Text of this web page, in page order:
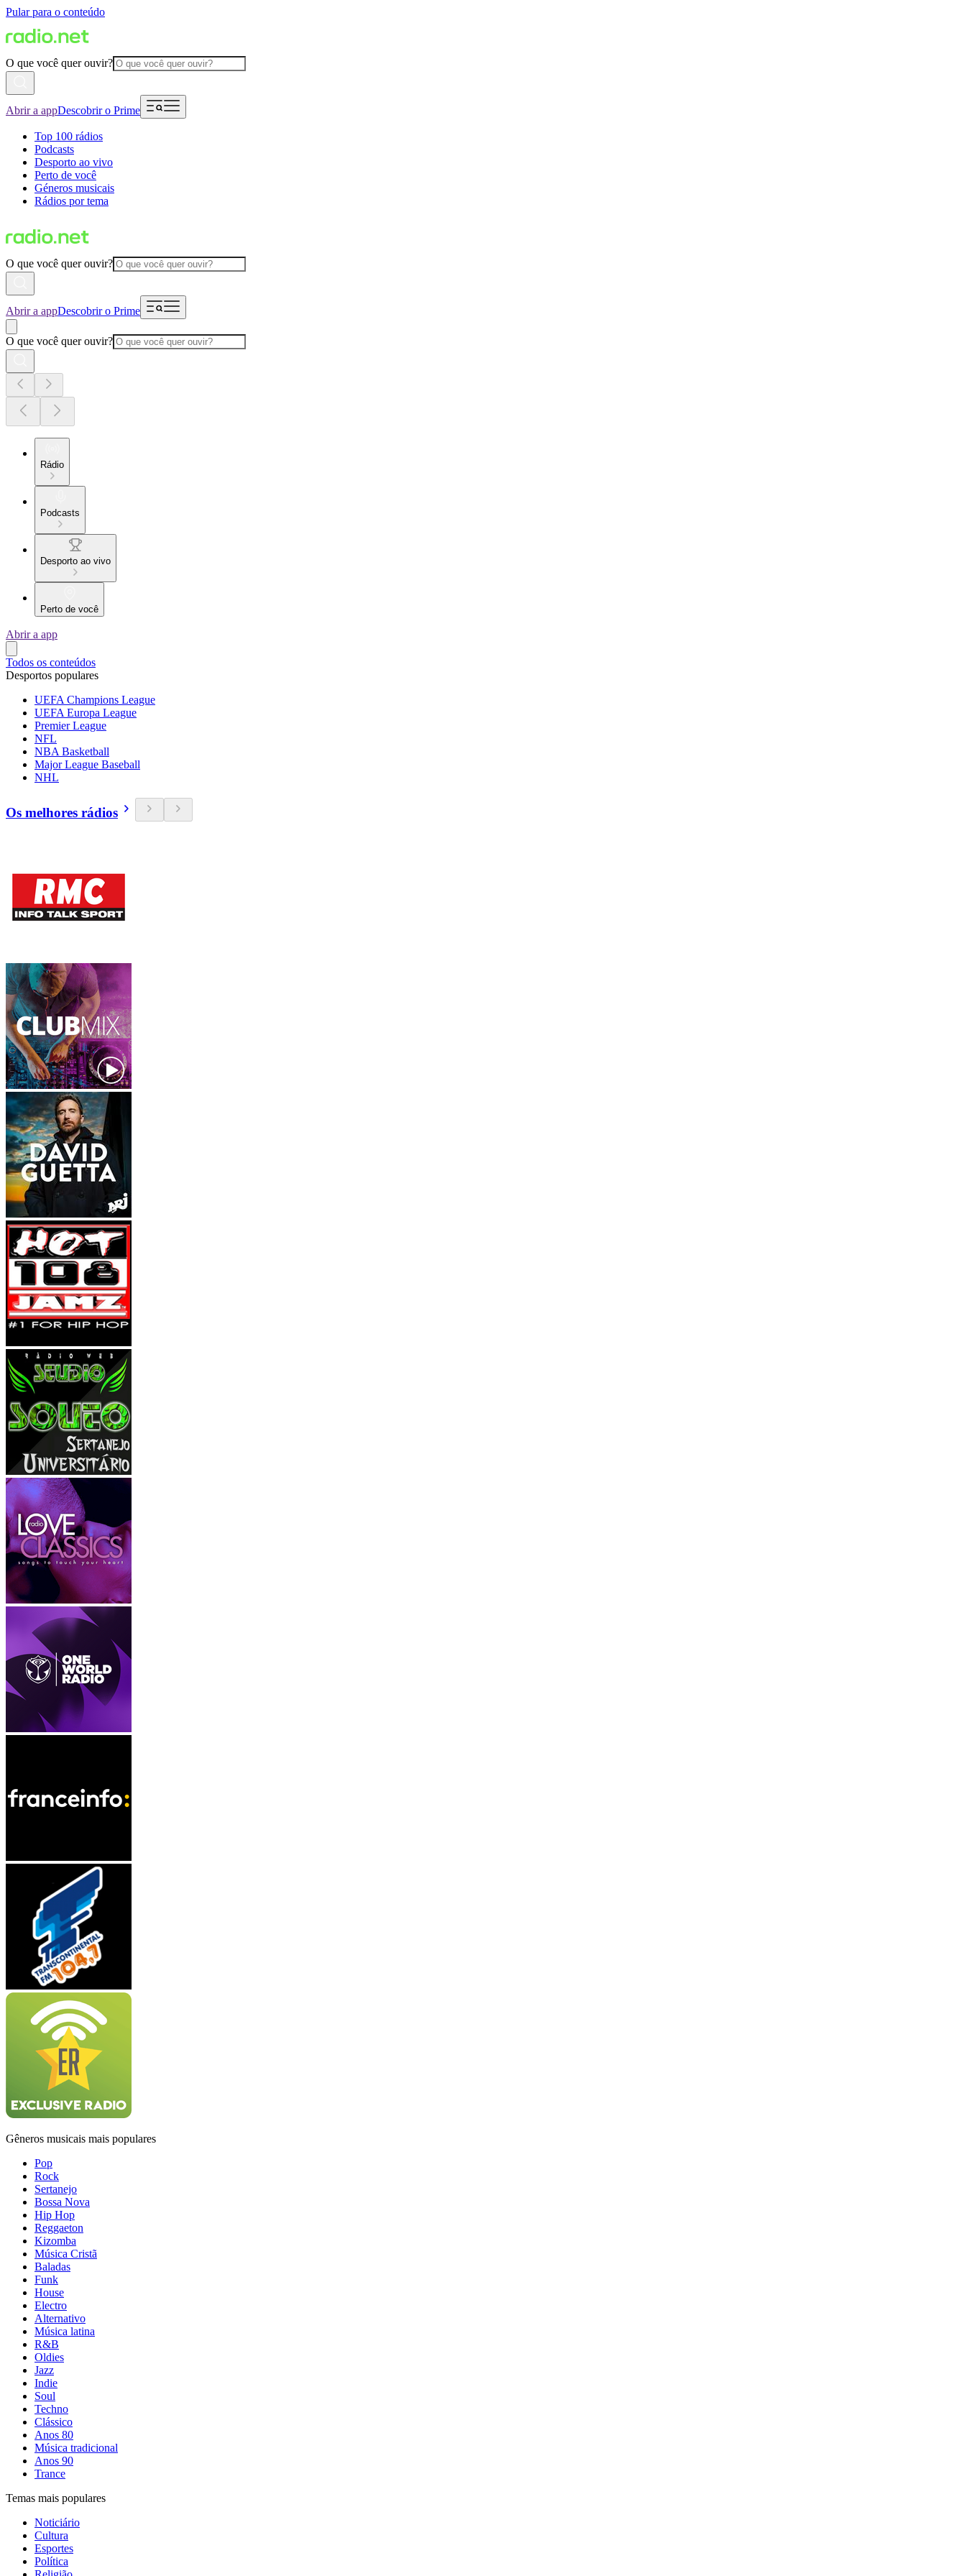
Pular para o conteúdo
O que você quer ouvir?
Abrir a appDescobrir o Prime
Top 100 rádios
Podcasts
Desporto ao vivo
Perto de você
Géneros musicais
Rádios por tema
O que você quer ouvir?
Abrir a appDescobrir o Prime
O que você quer ouvir?
Rádio
Podcasts
Desporto ao vivo
Perto de você
Abrir a app
Todos os conteúdos
Desportos populares
UEFA Champions League
UEFA Europa League
Premier League
NFL
NBA Basketball
Major League Baseball
NHL
Os melhores rádios
Gêneros musicais mais populares
Pop
Rock
Sertanejo
Bossa Nova
Hip Hop
Reggaeton
Kizomba
Música Cristã
Baladas
Funk
House
Electro
Alternativo
Música latina
R&B
Oldies
Jazz
Indie
Soul
Techno
Clássico
Anos 80
Música tradicional
Anos 90
Trance
Temas mais populares
Noticiário
Cultura
Esportes
Política